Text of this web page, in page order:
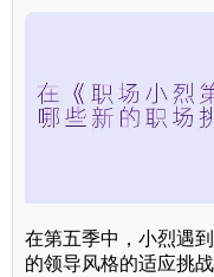
在第五季中，小烈遇
的领导风格的适应挑